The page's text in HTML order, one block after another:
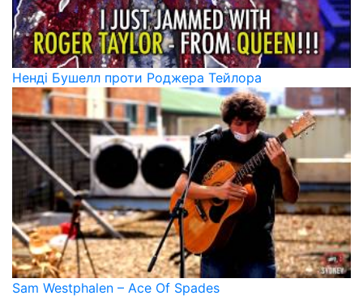
Ненді Бушелл проти Роджера Тейлора
Sam Westphalen – Ace Of Spades